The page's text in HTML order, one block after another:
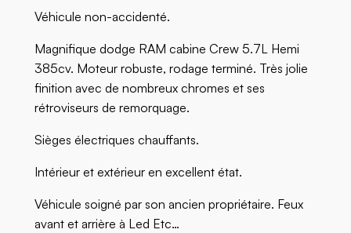
Véhicule non-accidenté.
Magnifique dodge RAM cabine Crew 5.7L Hemi
385cv. Moteur robuste, rodage terminé. Très jolie
finition avec de nombreux chromes et ses
rétroviseurs de remorquage.
Sièges électriques chauffants.
Intérieur et extérieur en excellent état.
Véhicule soigné par son ancien propriétaire. Feux
avant et arrière à Led Etc…